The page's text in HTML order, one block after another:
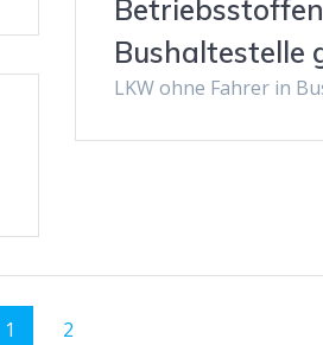
Bushaltestelle
LKW ohne Fahrer in
Seite
1 Seite
2